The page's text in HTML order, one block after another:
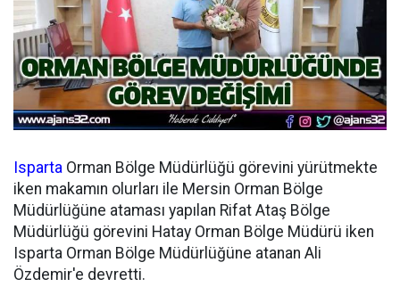
Isparta Orman Bölge Müdürlüğü görevini yürütmekte
iken makamın olurları ile Mersin Orman Bölge
Müdürlüğüne ataması yapılan Rifat Ataş Bölge
Müdürlüğü görevini Hatay Orman Bölge Müdürü iken
Isparta Orman Bölge Müdürlüğüne atanan Ali
Özdemir'e devretti.